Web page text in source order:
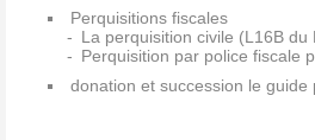
Perquisitions fiscales
La perquisition civile (L16B du
Perquisition par police fiscale
donation et succession le guide